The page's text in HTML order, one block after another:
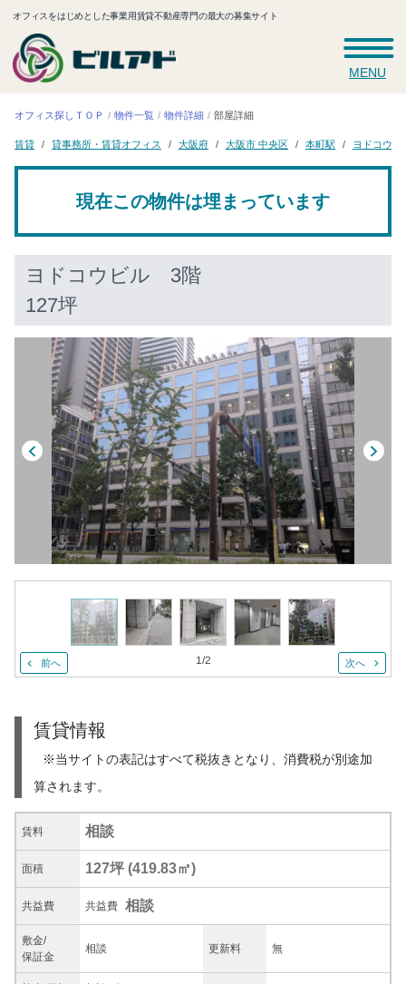
オフィスをはじめとした事業用賃貸不動産専門の最大の募集サイト
MENU
オフィス探しＴＯＰ 物件一覧 物件詳細 部屋詳細
賃貸 貸事務所・賃貸オフィス 大阪府 大阪市 中央区 本町駅 ヨドコウビ
現在この物件は埋まっています
ヨドコウビル 3階
127坪
前へ 1/2 次へ
賃貸情報
※当サイトの表記はすべて税抜きとなり、消費税が別途加
算されます。
賃料 相談
面積 127坪 (419.83㎡)
共益費 共益費 相談
敷金/
保証金
相談 更新料 無